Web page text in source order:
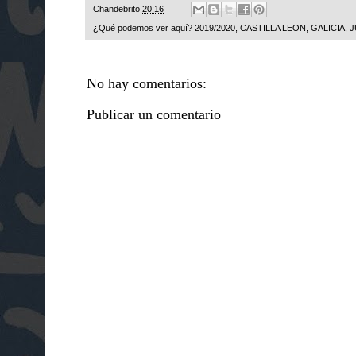
Chandebrito 20:16
¿Qué podemos ver aquí? 2019/2020 CASTILLA LEON GALICIA
No hay comentarios:
Publicar un comentario